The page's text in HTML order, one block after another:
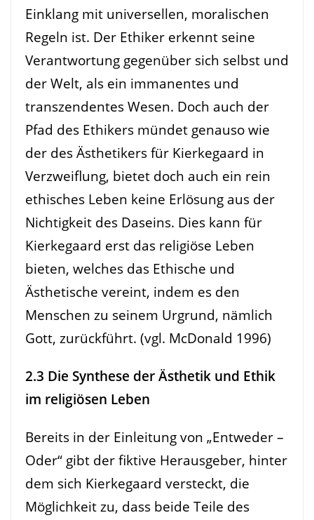
Einklang mit universellen, moralischen
Regeln ist. Der Ethiker erkennt seine
Verantwortung gegenüber sich selbst und
der Welt, als ein immanentes und
transzendentes Wesen. Doch auch der
Pfad des Ethikers mündet genauso wie
der des Ästhetikers für Kierkegaard in
Verzweiflung, bietet doch auch ein rein
ethisches Leben keine Erlösung aus der
Nichtigkeit des Daseins. Dies kann für
Kierkegaard erst das religiöse Leben
bieten, welches das Ethische und
Ästhetische vereint, indem es den
Menschen zu seinem Urgrund, nämlich
Gott, zurückführt. (vgl. McDonald 1996)
2.3 Die Synthese der Ästhetik und Ethik
im religiösen Leben
Bereits in der Einleitung von „Entweder –
Oder“ gibt der fiktive Herausgeber, hinter
dem sich Kierkegaard versteckt, die
Möglichkeit zu, dass beide Teile des